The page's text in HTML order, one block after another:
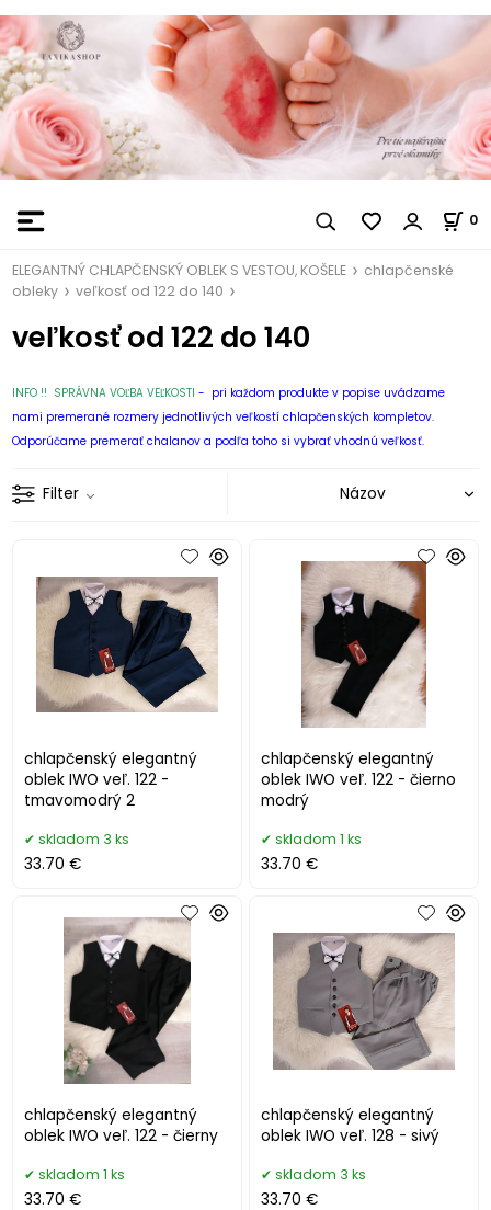
0
ELEGANTNÝ CHLAPČENSKÝ OBLEK S VESTOU, KOŠELE
chlapčenské
obleky
veľkosť od 122 do 140
veľkosť od 122 do 140
INFO !! SPRÁVNA VOĽBA VEĽKOSTI - pri každom produkte v popise uvádzame
nami premerané rozmery jednotlivých veľkostí chlapčenských kompletov.
Odporúčame premerať chalanov a podľa toho si vybrať vhodnú veľkosť.
Filter
chlapčenský elegantný
oblek IWO veľ. 122 -
tmavomodrý 2
skladom 3 ks
33.70 €
chlapčenský elegantný
oblek IWO veľ. 122 - čierno
modrý
skladom 1 ks
33.70 €
chlapčenský elegantný
oblek IWO veľ. 122 - čierny
skladom 1 ks
33.70 €
chlapčenský elegantný
oblek IWO veľ. 128 - sivý
skladom 3 ks
33.70 €